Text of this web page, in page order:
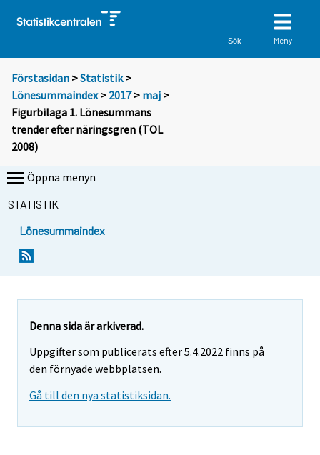
Sök Meny
Förstasidan >Statistik >
Lönesummaindex> 2017> maj >
Figurbilaga 1. Lönesummans
trender efter näringsgren (TOL
2008)
Öppna menyn
STATISTIK
Lönesummaindex
Denna sida är arkiverad.
Uppgifter som publicerats efter 5.4.2022 finns på
den förnyade webbplatsen.
Gå till den nya statistiksidan.